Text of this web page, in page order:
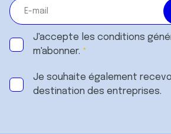
J'accepte les conditions
m'abonner.
Je souhaite également
destination des entreprises.